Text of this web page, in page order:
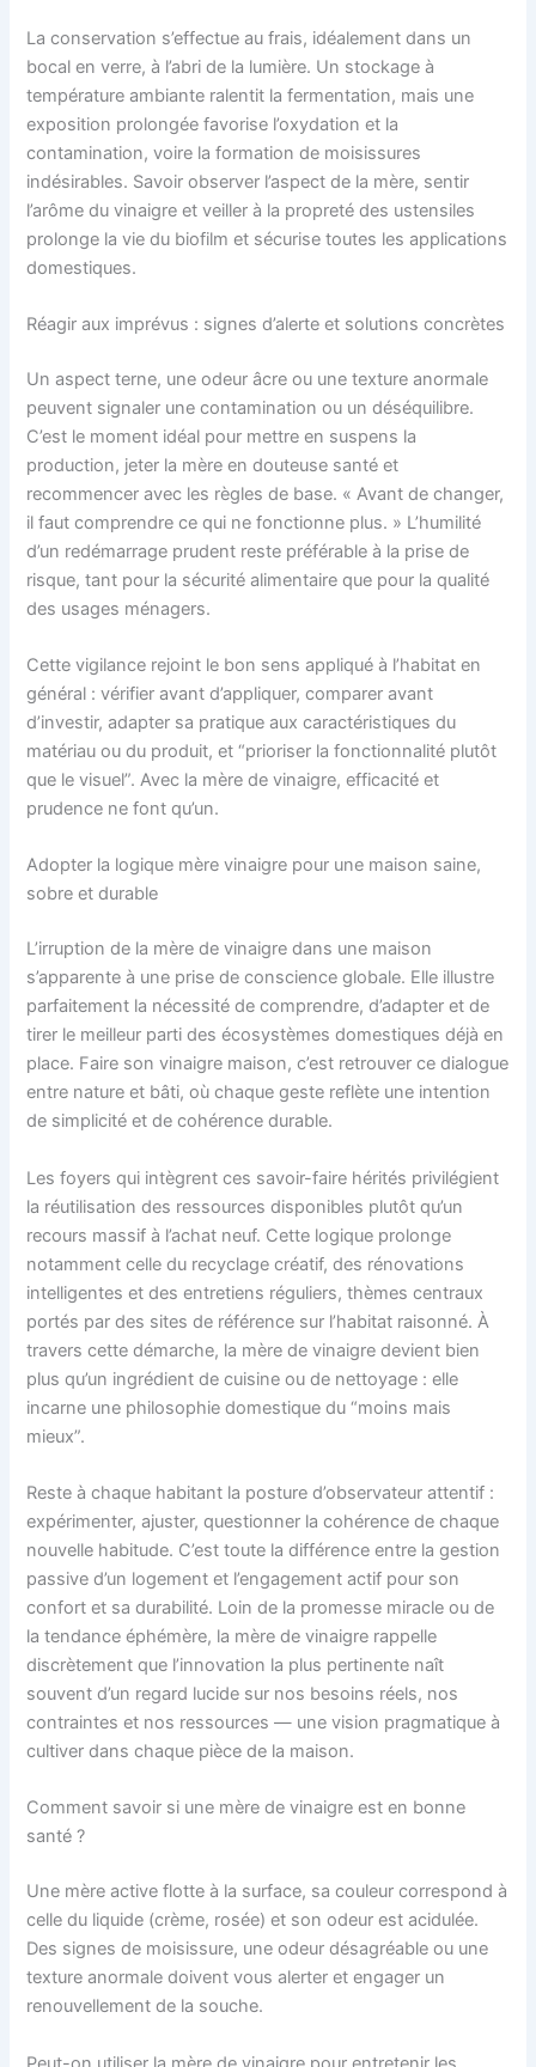
La conservation s’effectue au frais, idéalement dans un
bocal en verre, à l’abri de la lumière. Un stockage à
température ambiante ralentit la fermentation, mais une
exposition prolongée favorise l’oxydation et la
contamination, voire la formation de moisissures
indésirables. Savoir observer l’aspect de la mère, sentir
l’arôme du vinaigre et veiller à la propreté des ustensiles
prolonge la vie du biofilm et sécurise toutes les applications
domestiques.
Réagir aux imprévus : signes d’alerte et solutions concrètes
Un aspect terne, une odeur âcre ou une texture anormale
peuvent signaler une contamination ou un déséquilibre.
C’est le moment idéal pour mettre en suspens la
production, jeter la mère en douteuse santé et
recommencer avec les règles de base. « Avant de changer,
il faut comprendre ce qui ne fonctionne plus. » L’humilité
d’un redémarrage prudent reste préférable à la prise de
risque, tant pour la sécurité alimentaire que pour la qualité
des usages ménagers.
Cette vigilance rejoint le bon sens appliqué à l’habitat en
général : vérifier avant d’appliquer, comparer avant
d’investir, adapter sa pratique aux caractéristiques du
matériau ou du produit, et “prioriser la fonctionnalité plutôt
que le visuel”. Avec la mère de vinaigre, efficacité et
prudence ne font qu’un.
Adopter la logique mère vinaigre pour une maison saine,
sobre et durable
L’irruption de la mère de vinaigre dans une maison
s’apparente à une prise de conscience globale. Elle illustre
parfaitement la nécessité de comprendre, d’adapter et de
tirer le meilleur parti des écosystèmes domestiques déjà en
place. Faire son vinaigre maison, c’est retrouver ce dialogue
entre nature et bâti, où chaque geste reflète une intention
de simplicité et de cohérence durable.
Les foyers qui intègrent ces savoir-faire hérités privilégient
la réutilisation des ressources disponibles plutôt qu’un
recours massif à l’achat neuf. Cette logique prolonge
notamment celle du recyclage créatif, des rénovations
intelligentes et des entretiens réguliers, thèmes centraux
portés par des sites de référence sur l’habitat raisonné. À
travers cette démarche, la mère de vinaigre devient bien
plus qu’un ingrédient de cuisine ou de nettoyage : elle
incarne une philosophie domestique du “moins mais
mieux”.
Reste à chaque habitant la posture d’observateur attentif :
expérimenter, ajuster, questionner la cohérence de chaque
nouvelle habitude. C’est toute la différence entre la gestion
passive d’un logement et l’engagement actif pour son
confort et sa durabilité. Loin de la promesse miracle ou de
la tendance éphémère, la mère de vinaigre rappelle
discrètement que l’innovation la plus pertinente naît
souvent d’un regard lucide sur nos besoins réels, nos
contraintes et nos ressources — une vision pragmatique à
cultiver dans chaque pièce de la maison.
Comment savoir si une mère de vinaigre est en bonne
santé ?
Une mère active flotte à la surface, sa couleur correspond à
celle du liquide (crème, rosée) et son odeur est acidulée.
Des signes de moisissure, une odeur désagréable ou une
texture anormale doivent vous alerter et engager un
renouvellement de la souche.